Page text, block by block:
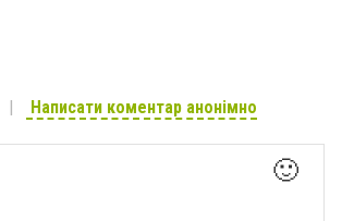
Написати коментар анонімно
🙂